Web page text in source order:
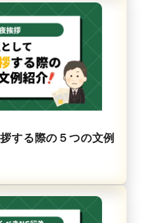
する際の５つの文例